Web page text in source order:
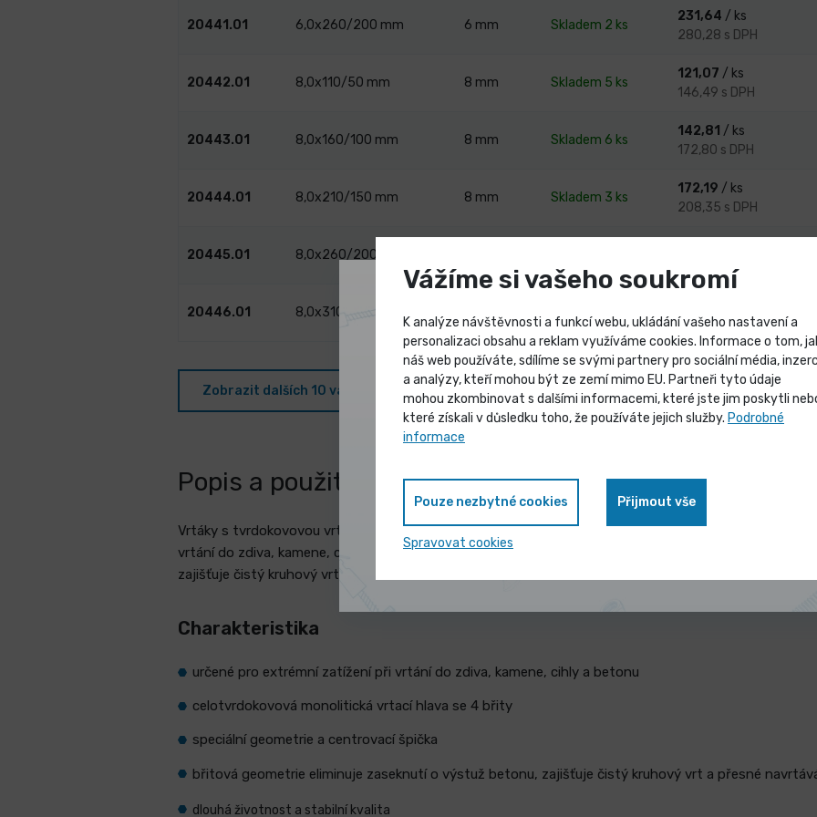
20441.01 6,0x260/200 mm 6 mm Skladem 2 ks
231,64 / ks
280,28 s DPH
20442.01 8,0x110/50 mm 8 mm Skladem 5 ks
121,07 / ks
146,49 s DPH
20443.01 8,0x160/100 mm 8 mm Skladem 6 ks
142,81 / ks
172,80 s DPH
20444.01 8,0x210/150 mm 8 mm Skladem 3 ks
172,19 / ks
208,35 s DPH
20445.01 8,0x260/200 mm
20446.01 8,0x310/250 mm
270,02 s DPH
Zobrazit dalších 10 variant Aktuálně zobrazeno 10 z 22 variant
Popis a použití - vrtáky do betonu čtyřbřité SDS-PLUS
Vrtáky s tvrdokovovou vrtací hlavou se 4 břity s upínací stopkou SDS plus pro profesionální použití a
vrtání do zdiva, kamene, cihly, betonu, armovaného betonu a žuly. Břitová geometrie eliminuje
zajišťuje čistý kruhový vrt a přesné navrtávání.
Charakteristika
určené pro extrémní zatížení při vrtání do zdiva, kamene, cihly a betonu
celotvrdokovová monolitická vrtací hlava se 4 břity
speciální geometrie a centrovací špička
břitová geometrie eliminuje zaseknutí o výstuž betonu, zajišťuje čistý kruhový vrt a přesné
dlouhá životnost a stabilní kvalita
Vážíme si vašeho soukromí
K analýze návštěvnosti a funkcí webu, ukládání vašeho nastavení a
personalizaci obsahu a reklam využíváme cookies. Informace o tom,
náš web používáte, sdílíme se svými partnery pro sociální média,
a analýzy, kteří mohou být ze zemí mimo EU. Partneři tyto údaje
mohou zkombinovat s dalšími informacemi, které jste jim poskytli
které získali v důsledku toho, že používáte jejich služby. Podrobné
informace
Pouze nezbytné cookies Přijmout vše
Spravovat cookies
Výprodej skladových